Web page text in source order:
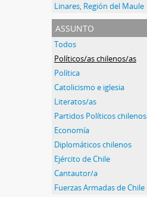
Linares, Región del Maule
assunto
Todos
Políticos/as chilenos/as
Política
Catolicismo e iglesia
Literatos/as
Partidos Políticos chilenos
Economía
Diplomáticos chilenos
Ejército de Chile
Cantautor/a
Fuerzas Armadas de Chile